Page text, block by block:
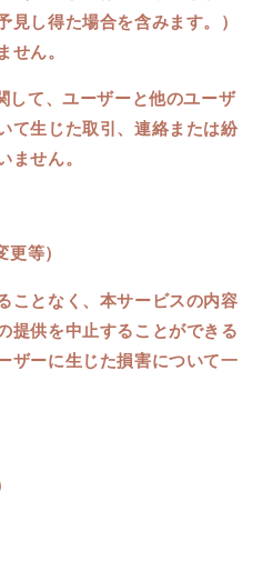
し得た場合を含みます。）
せん。
して、ユーザーと他のユーザ
て生じた取引、連絡または紛
ません。
更等）
ことなく、本サービスの内容
提供を中止することができる
ザーに生じた損害について一